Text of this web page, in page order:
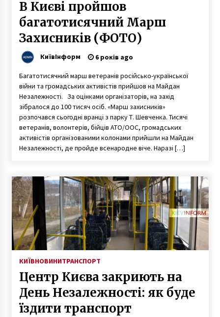
В Києві пройшов
багатотисячний Марш
Захисників (ФОТО)
КиївІнформ 6 років ago
Багатотисячний марш ветеранів російсько-української
війни та громадських активістів прийшов на Майдан
Незалежності. За оцінками організаторів, на захід
зібралося до 100 тисяч осіб. «Марш захисників»
розпочався сьогодні вранці з парку Т. Шевченка. Тисячі
ветеранів, волонтерів, бійців АТО/ООС, громадських
активістів організованими колонами прийшли на Майдан
Незалежності, де пройде всенародне віче. Наразі […]
КИЇВНОВИНИТРАНСПОРТ
Центр Києва закриють на
День Незалежності: як буде
їздити транспорт